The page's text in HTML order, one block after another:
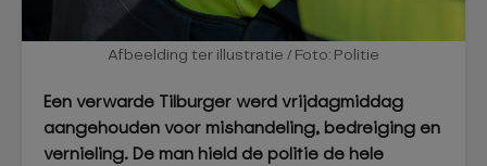
Afbeelding ter illustratie / Foto: Politie
Een verwarde Tilburger werd vrijdagmiddag
aangehouden voor mishandeling, bedreiging en
vernieling. De man hield de politie de hele